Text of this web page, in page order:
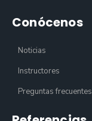
Conócenos
Noticias
Instructores
Preguntas frecuentes